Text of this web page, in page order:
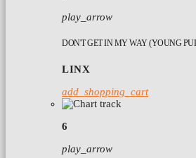
play_arrow
DON'T GET IN MY WAY (YOUNG
LINX
add_shopping_cart
6
play_arrow